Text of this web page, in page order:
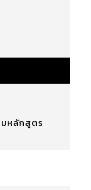
หลักสูตร